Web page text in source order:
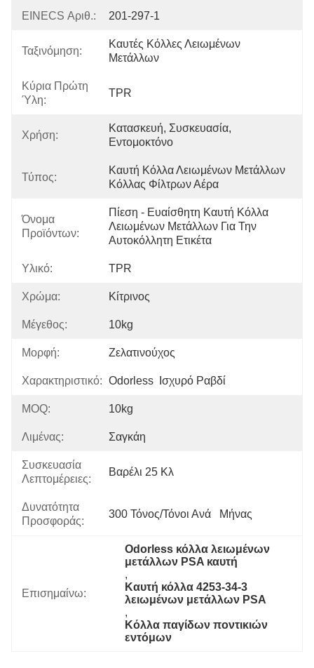
EINECS Αριθ.: 201-297-1
Ταξινόμηση:
Καυτές Κόλλες Λειωμένων
Μετάλλων
Κύρια Πρώτη
Ύλη:
TPR
Χρήση:
Κατασκευή, Συσκευασία,
Εντομοκτόνο
Τύπος:
Καυτή Κόλλα Λειωμένων Μετάλλων
Κόλλας Φίλτρων Αέρα
Όνομα
Προϊόντων:
Πίεση - Ευαίσθητη Καυτή Κόλλα
Λειωμένων Μετάλλων Για Την
Αυτοκόλλητη Ετικέτα
Υλικό: TPR
Χρώμα: Κίτρινος
Μέγεθος: 10kg
Μορφή: Ζελατινούχος
Χαρακτηριστικό: Odorless  Ισχυρό Ραβδί
MOQ: 10kg
Λιμένας: Σαγκάη
Συσκευασία
Λεπτομέρειες:
Βαρέλι 25 Κλ
Δυνατότητα
Προσφοράς:
300 Τόνος/τόνοι Ανά   Μήνας
Επισημαίνω:
Odorless κόλλα λειωμένων
μετάλλων PSA καυτή
,
Καυτή κόλλα 4253-34-3
λειωμένων μετάλλων PSA
,
Κόλλα παγίδων ποντικιών
εντόμων